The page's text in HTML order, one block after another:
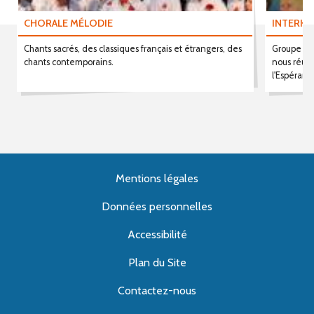
CHORALE MÉLODIE
Chants sacrés, des classiques français et étrangers, des
chants contemporains.
Groupe
nous
Mentions légales
Données personnelles
Accessibilité
Plan du Site
Contactez-nous